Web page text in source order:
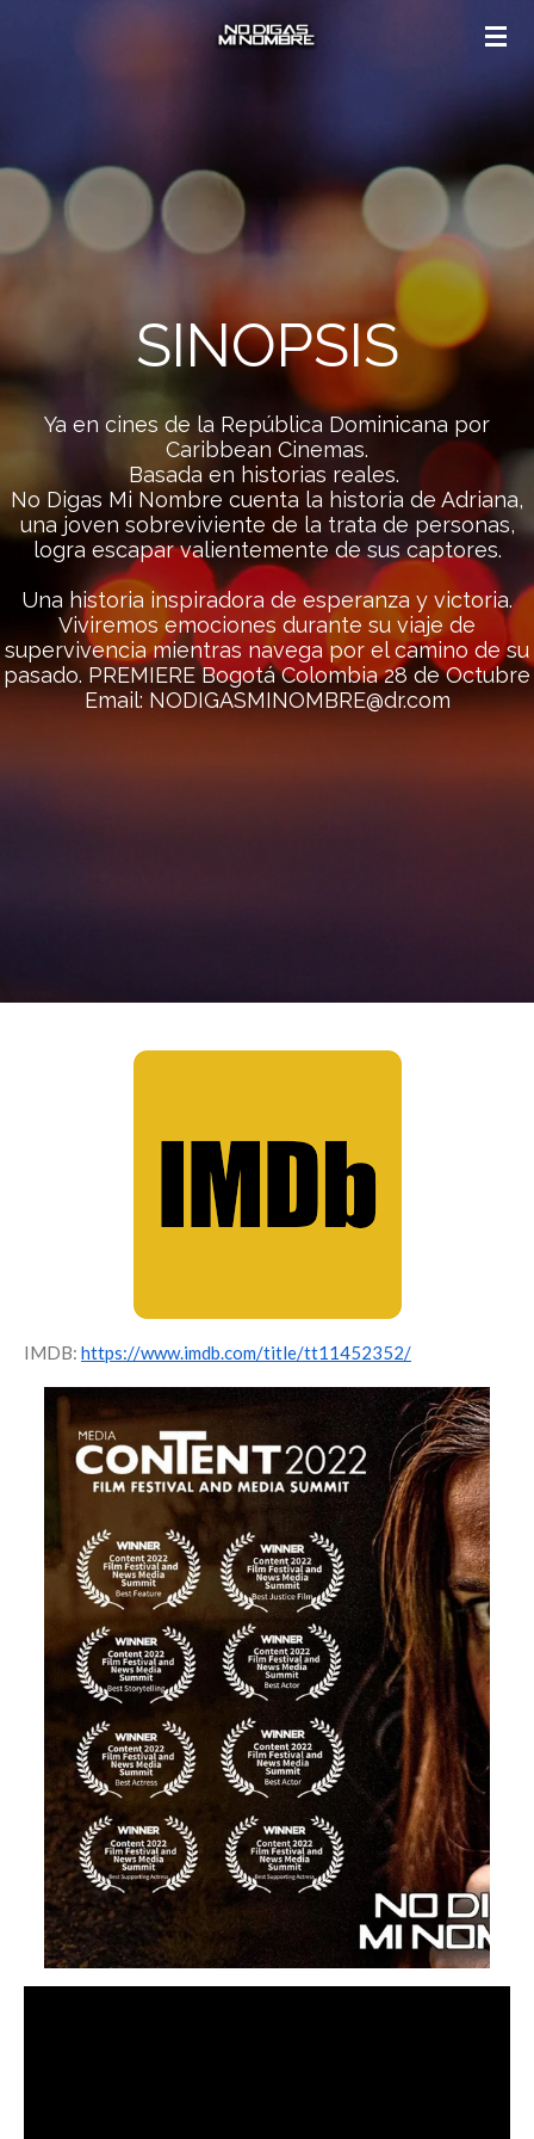
SINOPSIS
Ya en cines de la República Dominicana por
Caribbean Cinemas.
Basada en historias reales.
No Digas Mi Nombre cuenta la historia de Adriana,
una joven sobreviviente de la trata de personas,
logra escapar valientemente de sus captores.
Una historia inspiradora de esperanza y victoria.
Viviremos emociones durante su viaje de
supervivencia mientras navega por el camino de su
pasado. PREMIERE Bogotá Colombia 28 de Octubre
Email: NODIGASMINOMBRE@dr.com
IMDB: https://www.imdb.com/title/tt11452352/